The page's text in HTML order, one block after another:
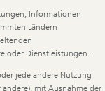
Informationen
Ländern
oder Dienstleistungen.
jede andere Nutzung
mit Ausnahme der